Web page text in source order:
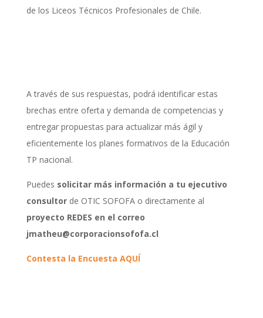
de los Liceos Técnicos Profesionales de Chile.
A través de sus respuestas, podrá identificar estas
brechas entre oferta y demanda de competencias y
entregar propuestas para actualizar más ágil y
eficientemente los planes formativos de la Educación
TP nacional.
Puedes solicitar más información a tu ejecutivo
consultorde OTIC SOFOFA o directamente al
proyecto REDES en el correo
jmatheu@corporacionsofofa.cl
Contesta la Encuesta AQUÍ